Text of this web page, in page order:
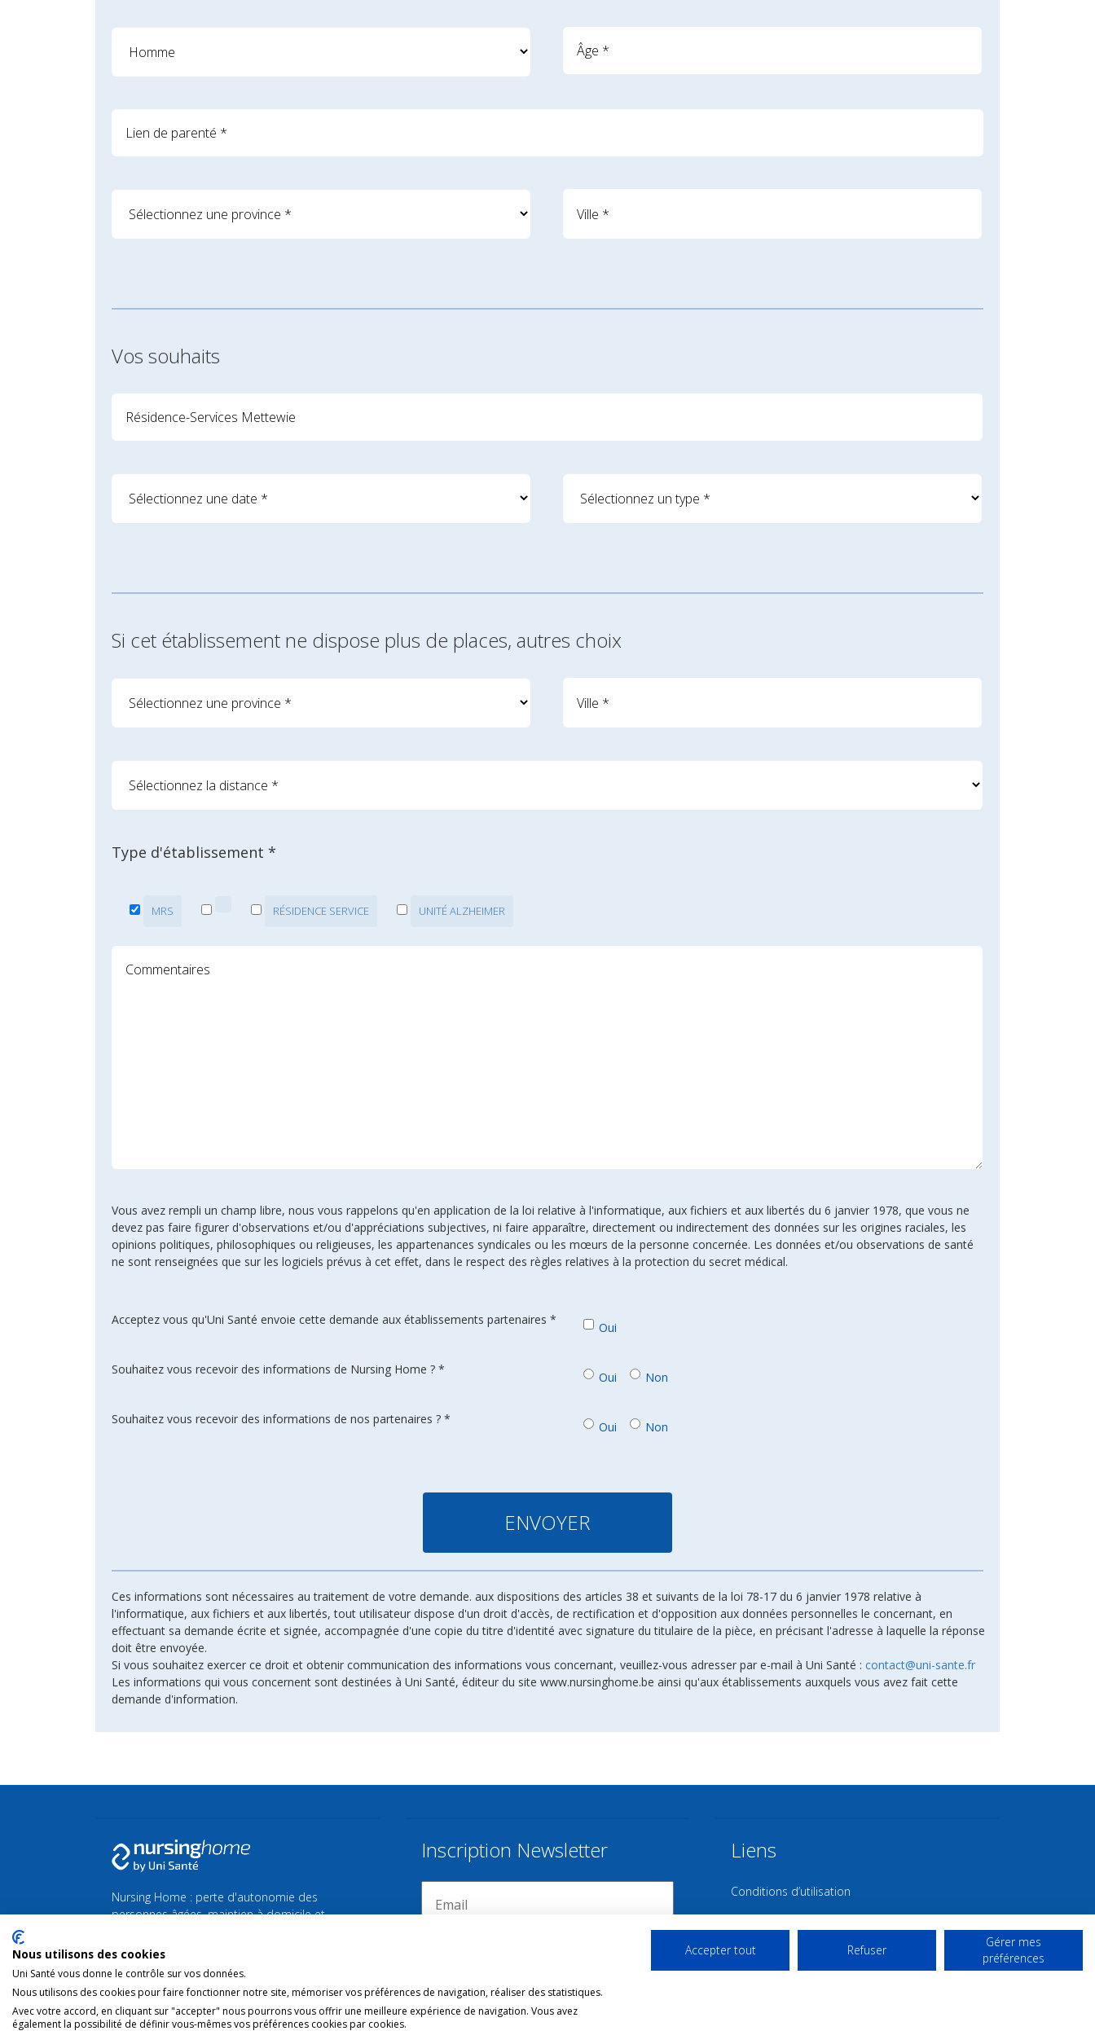
Vos souhaits
Si cet établissement ne dispose plus de places, autres choix
Type d'établissement *
MRS RÉSIDENCE SERVICE UNITÉ ALZHEIMER
Vous avez rempli un champ libre, nous vous rappelons qu'en application de la loi relative à l'informatique, aux fichiers et aux libertés du 6 janvier 1978, que vous ne
devez pas faire figurer d'observations et/ou d'appréciations subjectives, ni faire apparaître, directement ou indirectement des données sur les origines raciales, les
opinions politiques, philosophiques ou religieuses, les appartenances syndicales ou les mœurs de la personne concernée. Les données et/ou observations de santé
ne sont renseignées que sur les logiciels prévus à cet effet, dans le respect des règles relatives à la protection du secret médical.
Acceptez vous qu'Uni Santé envoie cette demande aux établissements partenaires *
Oui
Souhaitez vous recevoir des informations de Nursing Home ? *
Oui Non
Souhaitez vous recevoir des informations de nos partenaires ? *
Oui Non
Ces informations sont nécessaires au traitement de votre demande. aux dispositions des articles 38 et suivants de la loi 78-17 du 6 janvier 1978 relative à
l'informatique, aux fichiers et aux libertés, tout utilisateur dispose d'un droit d'accès, de rectification et d'opposition aux données personnelles le concernant, en
effectuant sa demande écrite et signée, accompagnée d'une copie du titre d'identité avec signature du titulaire de la pièce, en précisant l'adresse à laquelle la réponse
doit être envoyée.
Si vous souhaitez exercer ce droit et obtenir communication des informations vous concernant, veuillez-vous adresser par e-mail à Uni Santé : contact@uni-sante.fr
Les informations qui vous concernent sont destinées à Uni Santé, éditeur du site www.nursinghome.be ainsi qu'aux établissements auxquels vous avez fait cette
demande d'information.
Nursing Home : perte d'autonomie des
personnes âgées, maintien à domicile et
Retrouvez toutes les actualités de la Silver
Inscription Newsletter Liens
Conditions d’utilisation
Contact NL
Copyright
Mentions Légales
Nous utilisons des cookies
Uni Santé vous donne le contrôle sur vos données.
Nous utilisons des cookies pour faire fonctionner notre site, mémoriser vos préférences de navigation, réaliser des statistiques.
Avec votre accord, en cliquant sur "accepter" nous pourrons vous offrir une meilleure expérience de navigation. Vous avez
également la possibilité de définir vous-mêmes vos préférences cookies par cookies.
Accepter tout Refuser
Gérer mes
préférences